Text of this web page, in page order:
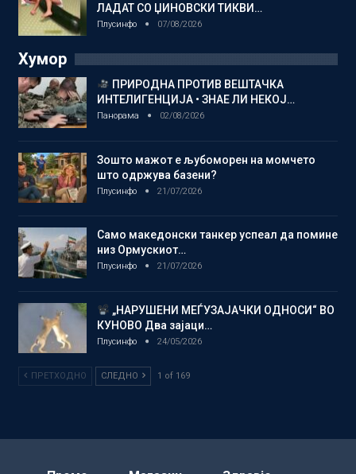
ЛАДАТ СО ЏИНОВСКИ ТИКВИ…
Плусинфо 07/08/2026
Хумор
ПРИРОДНА ПРОТИВ ВЕШТАЧКА
ИНТЕЛИГЕНЦИЈА • ЗНАЕ ЛИ НЕКОЈ…
Панорама 02/08/2026
Зошто мажот е љубоморен на момчето
што одржува базени?
Плусинфо 21/07/2026
Само македонски танкер успеал да помине
низ Ормускиот…
Плусинфо 21/07/2026
„НАРУШЕНИ МЕЃУЗАЈАЧКИ ОДНОСИ“ ВО
КУНОВО Два зајаци…
Плусинфо 24/05/2026
ПРЕТХОДНО СЛЕДНО 1 of 169